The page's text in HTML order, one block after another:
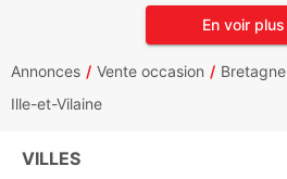
En voir plus
Annonces Vente occasion Bretagne
Ille-et-Vilaine
VILLES